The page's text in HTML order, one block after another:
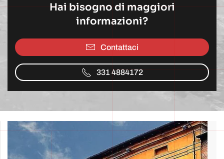
Hai bisogno di maggiori
informazioni?
Contattaci
331 4884172